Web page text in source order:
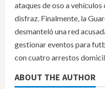
ataques de oso a vehículos
disfraz. Finalmente, la
desmanteló una red
gestionar eventos para
con cuatro arrestos
ABOUT THE AUTHOR